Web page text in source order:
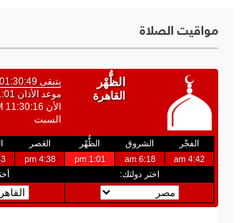
مواقيت الصلاة